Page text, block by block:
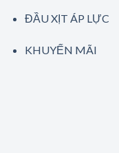
ĐẦU XỊT ÁP LỰC
KHUYẾN MÃI